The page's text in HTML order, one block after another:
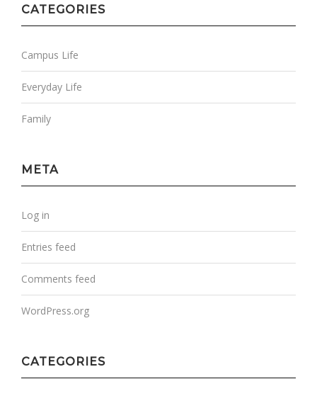
CATEGORIES
Campus Life
Everyday Life
Family
META
Log in
Entries feed
Comments feed
WordPress.org
CATEGORIES